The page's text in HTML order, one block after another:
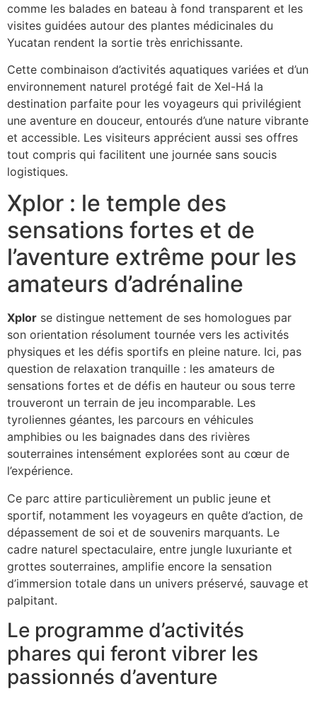
comme les balades en bateau à fond transparent et les
visites guidées autour des plantes médicinales du
Yucatan rendent la sortie très enrichissante.
Cette combinaison d’activités aquatiques variées et d’un
environnement naturel protégé fait de Xel-Há la
destination parfaite pour les voyageurs qui privilégient
une aventure en douceur, entourés d’une nature vibrante
et accessible. Les visiteurs apprécient aussi ses offres
tout compris qui facilitent une journée sans soucis
logistiques.
Xplor : le temple des
sensations fortes et de
l’aventure extrême pour les
amateurs d’adrénaline
Xplor se distingue nettement de ses homologues par
son orientation résolument tournée vers les activités
physiques et les défis sportifs en pleine nature. Ici, pas
question de relaxation tranquille : les amateurs de
sensations fortes et de défis en hauteur ou sous terre
trouveront un terrain de jeu incomparable. Les
tyroliennes géantes, les parcours en véhicules
amphibies ou les baignades dans des rivières
souterraines intensément explorées sont au cœur de
l’expérience.
Ce parc attire particulièrement un public jeune et
sportif, notamment les voyageurs en quête d’action, de
dépassement de soi et de souvenirs marquants. Le
cadre naturel spectaculaire, entre jungle luxuriante et
grottes souterraines, amplifie encore la sensation
d’immersion totale dans un univers préservé, sauvage et
palpitant.
Le programme d’activités
phares qui feront vibrer les
passionnés d’aventure